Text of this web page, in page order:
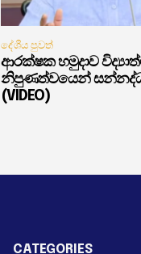
දේශීය පුවත්
ආරක්ෂක හමුදාව
නිපුණත්වයෙන්
(VIDEO)
CATEGORIES